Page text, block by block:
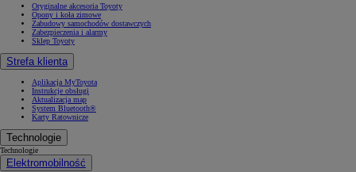
Oryginalne akcesoria Toyoty
Opony i koła zimowe
Zabudowy samochodów dostawczych
Zabezpieczenia i alarmy
Sklep Toyoty
Strefa klienta
Aplikacja MyToyota
Instrukcje obsługi
Aktualizacja map
System Bluetooth®
Karty Ratownicze
Technologie
Technologie
Elektromobilność